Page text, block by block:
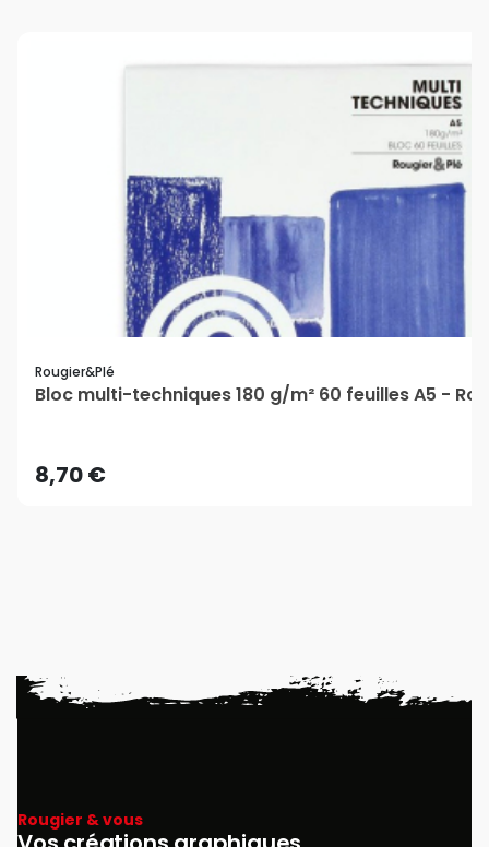
Rougier&plé
Bloc multi-techniques 180 g/m² 60 feuilles A5 -
8,70 €
Rougier & vous